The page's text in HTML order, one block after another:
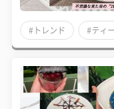
#トレンド #ティ